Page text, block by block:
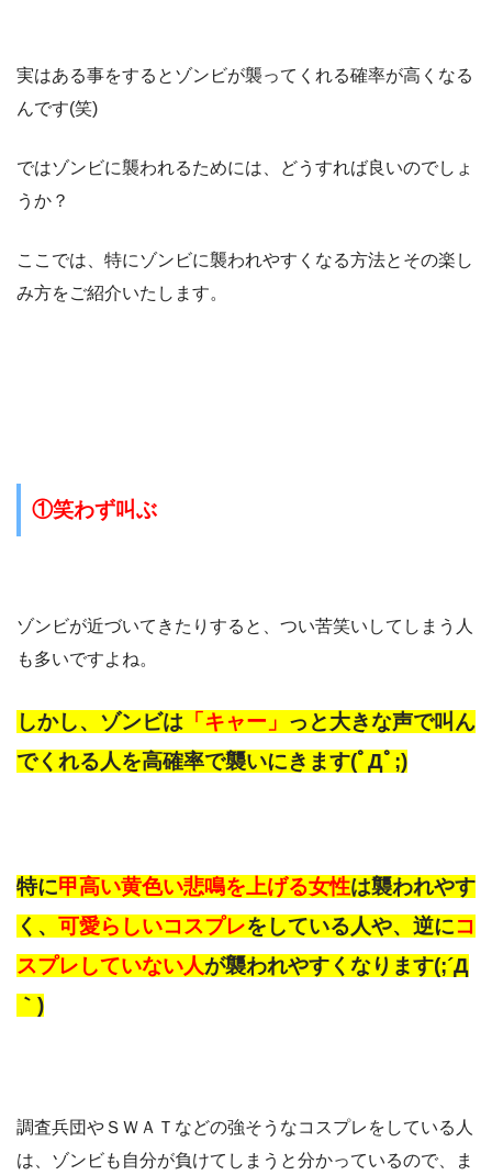
実はある事をするとゾンビが襲ってくれる確率が高くなる
んです(笑)
ではゾンビに襲われるためには、どうすれば良いのでしょ
うか？
ここでは、特にゾンビに襲われやすくなる方法とその楽し
み方をご紹介いたします。
①笑わず叫ぶ
ゾンビが近づいてきたりすると、つい苦笑いしてしまう人
も多いですよね。
しかし、ゾンビは 「キャー」 っと大きな声で叫ん
でくれる人を高確率で襲いにきます(ﾟДﾟ;)
特に甲高い黄色い悲鳴を上げる女性は襲われやす
く、 可愛らしいコスプレをしている人や、逆にコ
スプレしていない人が襲われやすくなります(;´Д
｀)
調査兵団やＳＷＡＴなどの強そうなコスプレをしている人
は、ゾンビも自分が負けてしまうと分かっているので、ま